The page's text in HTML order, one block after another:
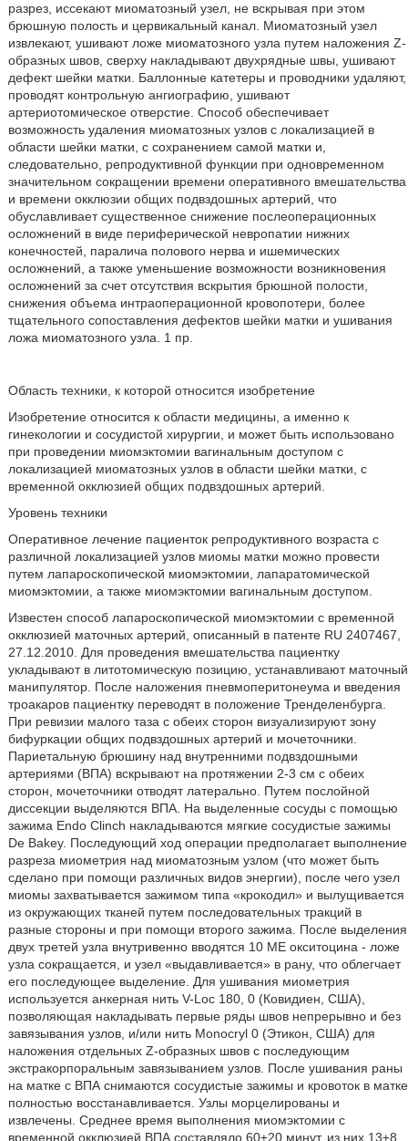
разрез, иссекают миоматозный узел, не вскрывая при этом
брюшную полость и цервикальный канал. Миоматозный узел
извлекают, ушивают ложе миоматозного узла путем наложения Z-
образных швов, сверху накладывают двухрядные швы, ушивают
дефект шейки матки. Баллонные катетеры и проводники удаляют,
проводят контрольную ангиографию, ушивают
артериотомическое отверстие. Способ обеспечивает
возможность удаления миоматозных узлов с локализацией в
области шейки матки, с сохранением самой матки и,
следовательно, репродуктивной функции при одновременном
значительном сокращении времени оперативного вмешательства
и времени окклюзии общих подвздошных артерий, что
обуславливает существенное снижение послеоперационных
осложнений в виде периферической невропатии нижних
конечностей, паралича полового нерва и ишемических
осложнений, а также уменьшение возможности возникновения
осложнений за счет отсутствия вскрытия брюшной полости,
снижения объема интраоперационной кровопотери, более
тщательного сопоставления дефектов шейки матки и ушивания
ложа миоматозного узла. 1 пр.
Область техники, к которой относится изобретение
Изобретение относится к области медицины, а именно к
гинекологии и сосудистой хирургии, и может быть использовано
при проведении миомэктомии вагинальным доступом с
локализацией миоматозных узлов в области шейки матки, с
временной окклюзией общих подвздошных артерий.
Уровень техники
Оперативное лечение пациенток репродуктивного возраста с
различной локализацией узлов миомы матки можно провести
путем лапароскопической миомэктомии, лапаратомической
миомэктомии, а также миомэктомии вагинальным доступом.
Известен способ лапароскопической миомэктомии с временной
окклюзией маточных артерий, описанный в патенте RU 2407467,
27.12.2010. Для проведения вмешательства пациентку
укладывают в литотомическую позицию, устанавливают маточный
манипулятор. После наложения пневмоперитонеума и введения
троакаров пациентку переводят в положение Тренделенбурга.
При ревизии малого таза с обеих сторон визуализируют зону
бифуркации общих подвздошных артерий и мочеточники.
Париетальную брюшину над внутренними подвздошными
артериями (ВПА) вскрывают на протяжении 2-3 см с обеих
сторон, мочеточники отводят латерально. Путем послойной
диссекции выделяются ВПА. На выделенные сосуды с помощью
зажима Endo Clinch накладываются мягкие сосудистые зажимы
De Bakey. Последующий ход операции предполагает выполнение
разреза миометрия над миоматозным узлом (что может быть
сделано при помощи различных видов энергии), после чего узел
миомы захватывается зажимом типа «крокодил» и вылущивается
из окружающих тканей путем последовательных тракций в
разные стороны и при помощи второго зажима. После выделения
двух третей узла внутривенно вводятся 10 ME окситоцина - ложе
узла сокращается, и узел «выдавливается» в рану, что облегчает
его последующее выделение. Для ушивания миометрия
используется анкерная нить V-Loc 180, 0 (Ковидиен, США),
позволяющая накладывать первые ряды швов непрерывно и без
завязывания узлов, и/или нить Monocryl 0 (Этикон, США) для
наложения отдельных Z-образных швов с последующим
экстракорпоральным завязыванием узлов. После ушивания раны
на матке с ВПА снимаются сосудистые зажимы и кровоток в матке
полностью восстанавливается. Узлы морцелированы и
извлечены. Среднее время выполнения миомэктомии с
временной окклюзией ВПА составляло 60±20 минут, из них 13±8